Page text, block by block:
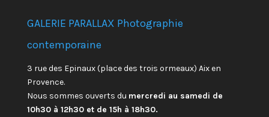
GALERIE PARALLAX Photographie
contemporaine
3 rue des Epinaux (place des trois ormeaux) Aix en
Provence.
Nous sommes ouverts du mercredi au samedi de
10h30 à 12h30 et de 15h à 18h30.